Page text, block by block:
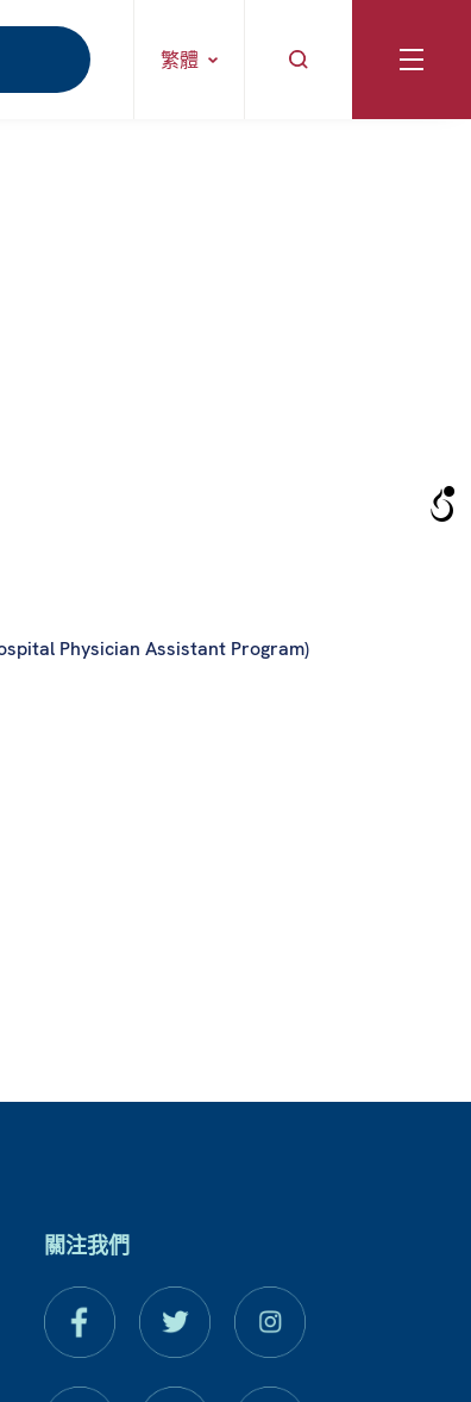
繁體
Physician Assistant Program)
關注我們